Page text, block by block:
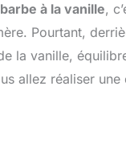
à la vanille,
Pourtant,
la vanille,
allez réaliser une